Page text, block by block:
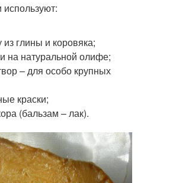
используют:
глины и коровяка;
на натуральной олифе;
– для особо крупных
краски;
(бальзам – лак).